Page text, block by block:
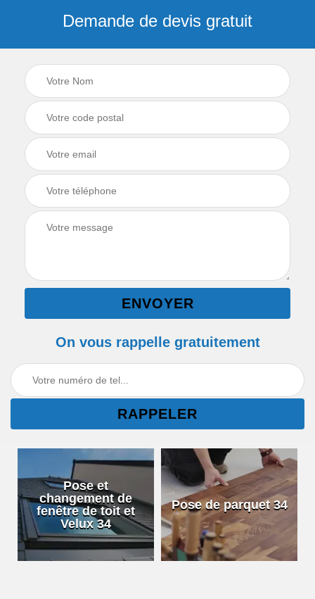
Demande de devis gratuit
On vous rappelle gratuitement
Pose et
changement de
fenêtre de toit et
Velux 34
Pose de parquet 34